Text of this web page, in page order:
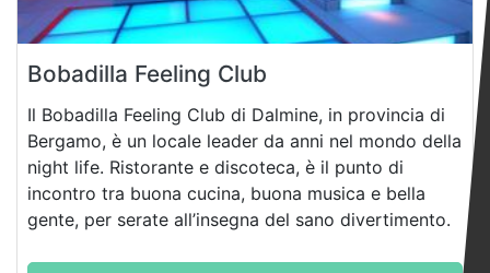
Bobadilla Feeling Club
Il Bobadilla Feeling Club di Dalmine, in provincia di
Bergamo, è un locale leader da anni nel mondo della
night life. Ristorante e discoteca, è il punto di
incontro tra buona cucina, buona musica e bella
gente, per serate all’insegna del sano divertimento.